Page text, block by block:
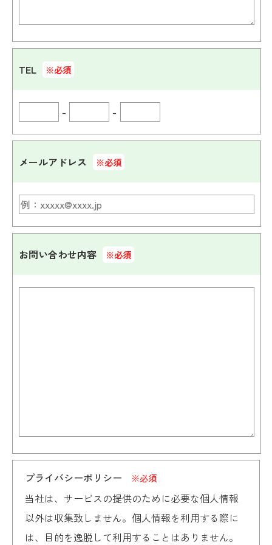
TEL ※必須
- -
メールアドレス ※必須
お問い合わせ内容 ※必須
プライバシーポリシー ※必須
当社は、サービスの提供のために必要な個人情報
以外は収集致しません。個人情報を利用する際に
は、目的を逸脱して利用することはありません。